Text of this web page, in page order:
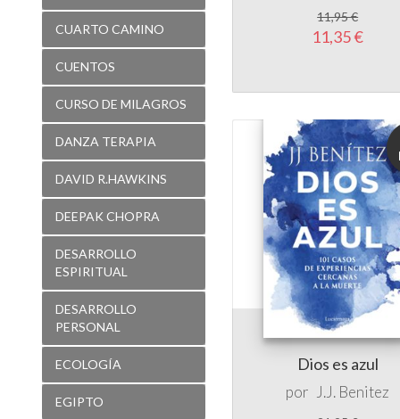
CURSO DE MILAGROS
DANZA TERAPIA
DAVID R.HAWKINS
DEEPAK CHOPRA
DESARROLLO
ESPIRITUAL
DESARROLLO
PERSONAL
ECOLOGÍA
EGIPTO
EMBARAZO PARTO
ENIGMAS
Dios es azul
por J.J. Benitez
21,95 €
20,85 €